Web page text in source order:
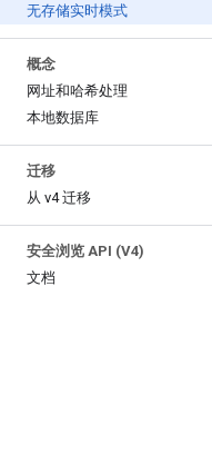
无存储实时模式
概念
网址和哈希处理
本地数据库
迁移
从 v4 迁移
安全浏览 API (V4)
文档